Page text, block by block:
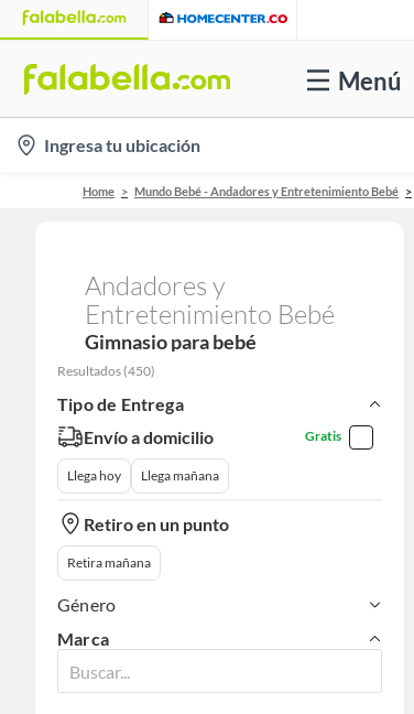
Menú
location-
icon
Ingresa tu ubicación
Home Mundo Bebé - Andadores y Entretenimiento Bebé
Andadores y
Entretenimiento Bebé
Gimnasio para bebé
Resultados (450)
Tipo de Entrega
Envío a domicilio
Gratis
Llega hoy Llega mañana
Retiro en un punto
Retira mañana
Género
Marca